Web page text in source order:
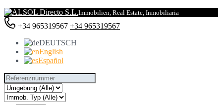
Immobilien, Real Estate, Inmobiliaria
+34 965319567 +34 965319567
DEUTSCH
English
Español